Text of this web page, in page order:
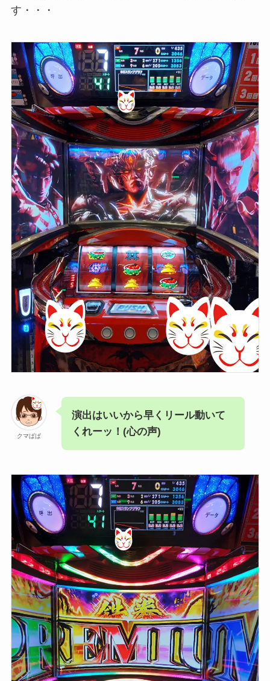
す・・・
クマぱぱ
演出はいいから早くリール動いて
くれーッ！(心の声)